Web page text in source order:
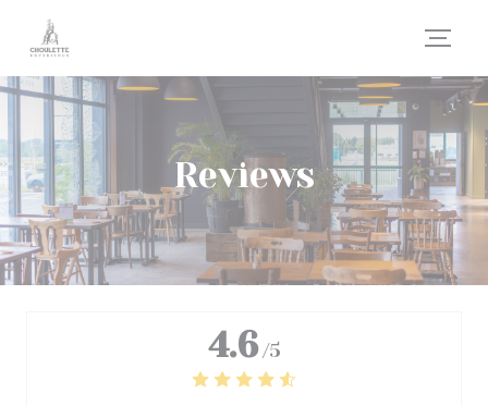
Cookies beheer paneel
Reviews
4.6 /5